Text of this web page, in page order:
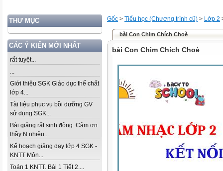
THƯ MỤC
CÁC Ý KIẾN MỚI NHẤT
rất tuyệt...
...
Giới thiệu SGK Giáo dục thể chất
lớp 4...
Tài liệu phục vụ bồi dưỡng GV
sử dụng SGK...
Bài giảng rất sinh động. Cảm ơn
thầy N nhiều...
Kế hoạch giảng dạy lớp 4 SGK -
KNTT Môn...
Toán 1 KNTT. Bài 1 Tiết 2....
Gốc > Tiểu học (Chương trình cũ) > Lớp 2
bài Con Chim Chích Choè
bài Con Chim Chích Choè